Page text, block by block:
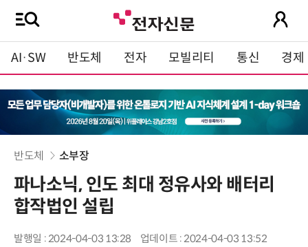
AI·SW 반도체 전자 모빌리티 통신 경제
반도체 소부장
파나소닉, 인도 최대 정유사와 배터리
합작법인 설립
발행일 : 2024-04-03 13:28
업데이트 : 2024-04-03 13:52